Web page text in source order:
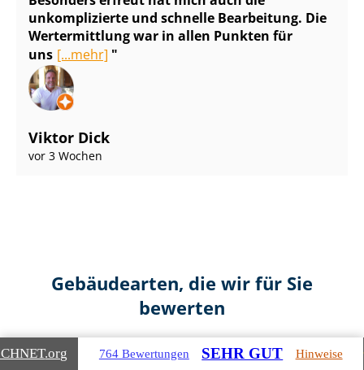
unkomplizierte und schnelle Bearbeitung. Die
Wertermittlung war in allen Punkten für
uns [...mehr]
Viktor Dick
vor 3 Wochen
Gebäudearten, die wir für Sie
bewerten
.org 764 Bewertungen SEHR GUT Hinweise